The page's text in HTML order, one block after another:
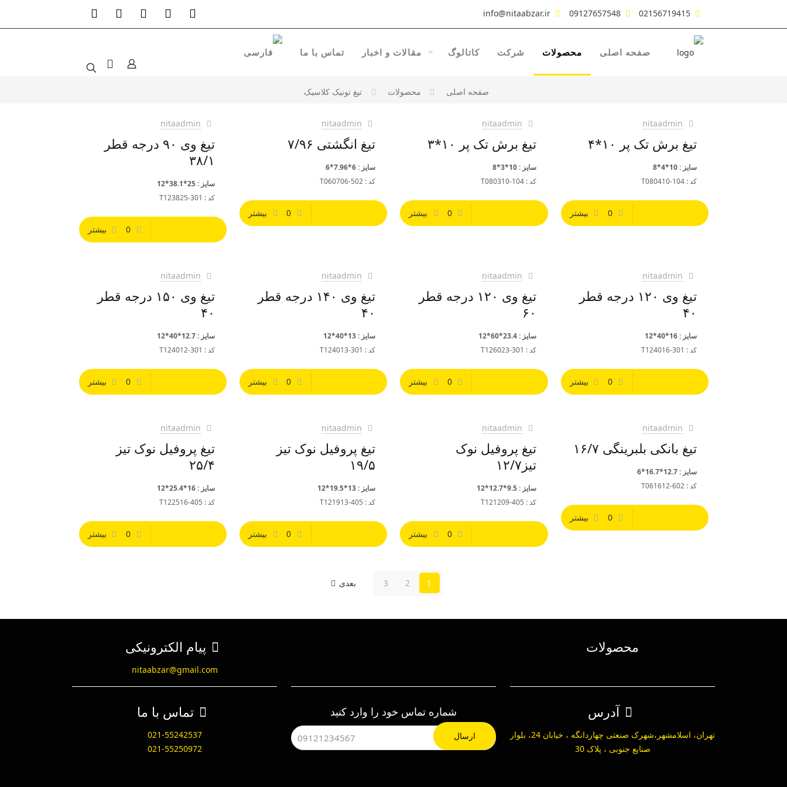
02156719415
09127657548
info@nitaabzar.ir
صفحه اصلی محصولات شرکت کاتالوگ مقالات و اخبار تماس با ما
صفحه اصلی محصولات تیغ تونیک کلاسیک
nitaadmin
تیغ برش تک پر ۱۰*۴
سایز : 10*4*8
کد : T080410-104
0 بیشتر
nitaadmin
تیغ برش تک پر ۱۰*۳
سایز : 10*3*8
کد : T080310-104
0 بیشتر
nitaadmin
تیغ انگشتی ۷/۹۶
سایز : 6*7.96*6
کد : T060706-502
0 بیشتر
nitaadmin
تیغ وی ۹۰ درجه قطر
۳۸/۱
سایز : 25*38.1*12
کد : T123825-301
0 بیشتر
nitaadmin
تیغ وی ۱۲۰ درجه قطر
۴۰
سایز : 16*40*12
کد : T124016-301
0 بیشتر
nitaadmin
تیغ وی ۱۲۰ درجه قطر
۶۰
سایز : 23.4*60*12
کد : T126023-301
0 بیشتر
nitaadmin
تیغ وی ۱۴۰ درجه قطر
۴۰
سایز : 13*40*12
کد : T124013-301
0 بیشتر
nitaadmin
تیغ وی ۱۵۰ درجه قطر
۴۰
سایز : 12.7*40*12
کد : T124012-301
0 بیشتر
nitaadmin
تیغ بانکی بلبرینگی ۱۶/۷
سایز : 12.7*16.7*6
کد : T061612-602
0 بیشتر
nitaadmin
تیغ پروفیل نوک
تیز۱۲/۷
سایز : 9.5*12.7*12
کد : T121209-405
0 بیشتر
nitaadmin
تیغ پروفیل نوک تیز
۱۹/۵
سایز : 13*19.5*12
کد : T121913-405
0 بیشتر
nitaadmin
تیغ پروفیل نوک تیز
۲۵/۴
سایز : 16*25.4*12
کد : T122516-405
0 بیشتر
1
2
3 بعدی
محصولات
آدرس
تهران، اسلامشهر،شهرک صنعتی چهاردانگه ، خیابان 24، بلوار
صنایع جنوبی ، پلاک 30
شماره تماس خود را وارد کنید
پیام الکترونیکی
nitaabzar@gmail.com
تماس با ما
021-55242537
021-55250972